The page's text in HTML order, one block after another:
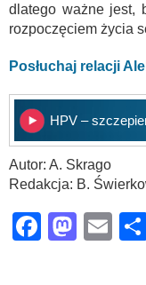
dlatego ważne jest,
rozpoczęciem życia
Posłuchaj relacji
HPV –
Autor: A. Skrago
Redakcja: B.